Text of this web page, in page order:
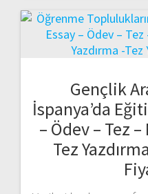
Gençlik
İspanya’da
– Ödev – Tez
Tez